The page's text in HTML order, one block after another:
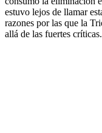
estuvo lejos de llamar
razones por las que la
allá de las fuertes críticas.